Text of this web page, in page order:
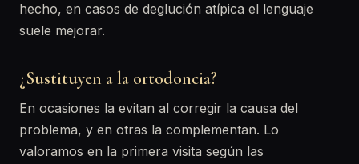
hecho, en casos de deglución atípica el lenguaje
suele mejorar.
¿Sustituyen a la ortodoncia?
En ocasiones la evitan al corregir la causa del
problema, y en otras la complementan. Lo
valoramos en la primera visita según las